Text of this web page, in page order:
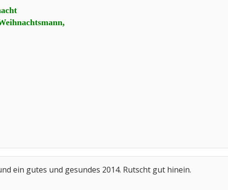
ein gutes und gesundes 2014. Rutscht gut hinein.